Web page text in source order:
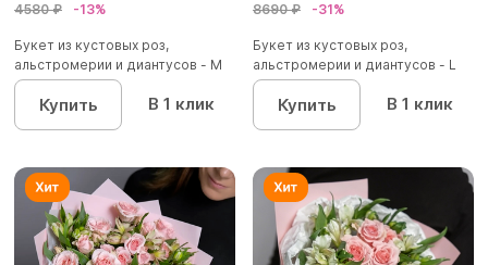
4580 ₽ -13%
Букет из кустовых роз,
альстромерии и диантусов - М
Купить В 1 клик
8690 ₽ -31%
Букет из кустовых роз,
альстромерии и диантусов - L
Купить В 1 клик